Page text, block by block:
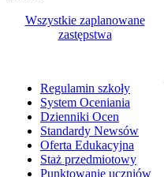
Wszystkie zaplanowane
zastępstwa
Regulamin szkoły
System Oceniania
Dzienniki Ocen
Standardy Newsów
Oferta Edukacyjna
Staż przedmiotowy
Punktowanie uczniów